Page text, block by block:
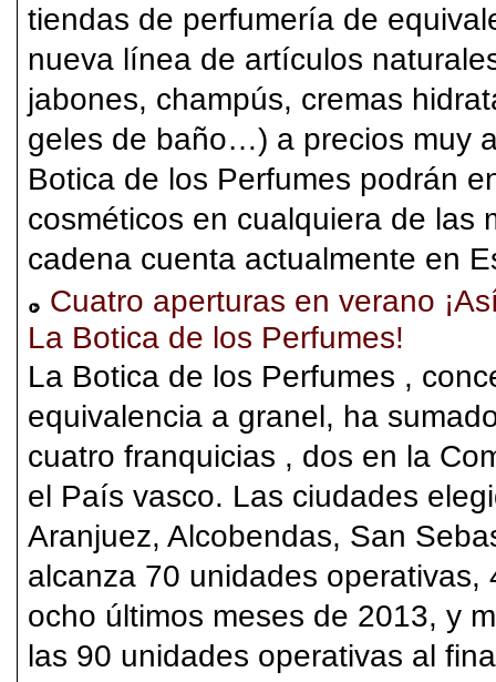
tiendas de perfumería de
nueva línea de artículos
jabones, champús, cremas
geles de baño…) a precios muy
Botica de los Perfumes podrán
cosméticos en cualquiera de las
cadena cuenta actualmente en
Cuatro aperturas en verano
La Botica de los Perfumes!
La Botica de los Perfumes ,
equivalencia a granel, ha
cuatro franquicias , dos en la
el País vasco. Las ciudades
Aranjuez, Alcobendas, San
alcanza 70 unidades
ocho últimos meses de 2013, y
las 90 unidades operativas al